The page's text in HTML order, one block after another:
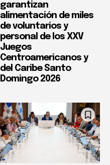
garantizan
alimentación de miles
de voluntarios y
personal de los XXV
Juegos
Centroamericanos y
del Caribe Santo
Domingo 2026